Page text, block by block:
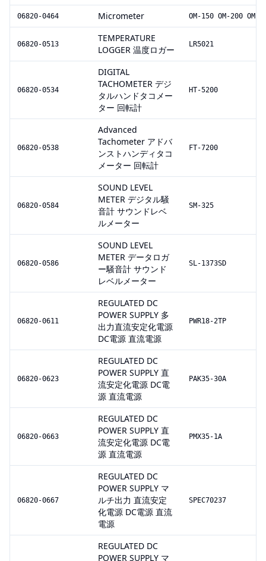
06820-0464 Micrometer OM-150 OM-200 OM-
06820-0513
TEMPERATURE
LOGGER 温度ロガー
LR5021
06820-0534
DIGITAL
TACHOMETER デジ
タルハンドタコメー
ター 回転計
HT-5200
06820-0538
Advanced
Tachometer アドバ
ンストハンディタコ
メーター 回転計
FT-7200
06820-0584
SOUND LEVEL
METER デジタル騒
音計 サウンドレベ
ルメーター
SM-325
06820-0586
SOUND LEVEL
METER データロガ
ー騒音計 サウンド
レベルメーター
SL-1373SD
06820-0611
REGULATED DC
POWER SUPPLY 多
出力直流安定化電源
DC電源 直流電源
PWR18-2TP
06820-0623
REGULATED DC
POWER SUPPLY 直
流安定化電源 DC電
源 直流電源
PAK35-30A
06820-0663
REGULATED DC
POWER SUPPLY 直
流安定化電源 DC電
源 直流電源
PMX35-1A
06820-0667
REGULATED DC
POWER SUPPLY マ
ルチ出力 直流安定
化電源 DC電源 直流
電源
SPEC70237
REGULATED DC
POWER SUPPLY マ